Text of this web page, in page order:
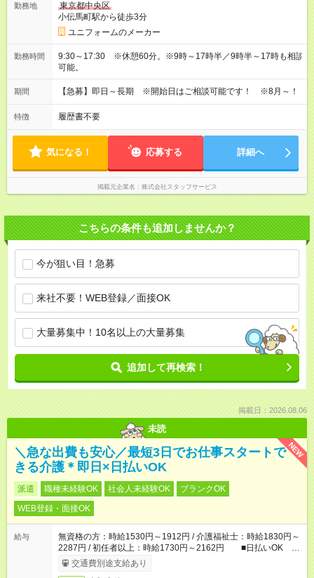
勤務地
東京都中央区
小伝馬町駅から徒歩3分
ユニフォームのメーカー
勤務時間
9:30～17:30 ※休憩60分。※9時～17時半／9時半～17時も相談
可能。
期間 【急募】即日～長期 ※開始日はご相談可能です！ ※8月～！
特徴 履歴書不要
気になる！ 応募する 詳細へ
掲載元企業名 株式会社スタッフサービス
こちらの条件も追加しませんか？
今が狙い目！急募
来社不要！WEB登録／面接OK
大量募集中！10名以上の大量募集
追加して再検索！
掲載日：2026.08.06
未読
NEW
＼急な出費も安心／最短3日でお仕事スタートで
きる介護＊即日×日払いOK
派遣 職種未経験OK 社会人未経験OK
ブランクOK
WEB登録・面接OK
給与
無資格の方：時給1530円～1912円 / 介護福祉士：時給1830円～
2287円 / 初任者以上：時給1730円～2162円 ■日払いOK ■
日収例：1万2240円（時給1530円×8h）
交通費別途支給あり